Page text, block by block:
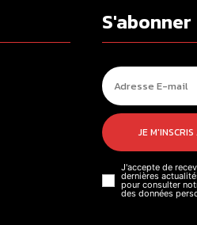
S'abonner
JE
J'accepte de
dernières
pour consulter
des données